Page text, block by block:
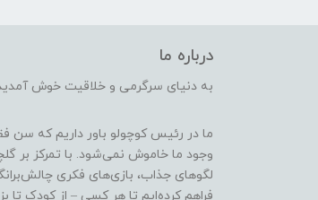
درباره ما
به دنیای سرگرمی و خلاقیت خوش
ما در رئیس کوچولو باور داریم که
وجود ما خاموش نمی‌شود. با تمرکز بر
لگوهای جذاب، بازی‌های فکری
فراهم کرده‌ایم تا هر کسی – از کودک تا